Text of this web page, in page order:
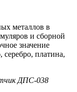
металлов в
и сборной
значение
серебро, платина,
ДПС-038